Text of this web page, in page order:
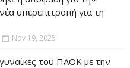
υπερεπιτροπή για τη
Nov 19, 2025
γυναίκες του ΠΑΟΚ με την